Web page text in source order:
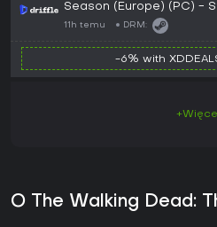
Season (Europe) (PC) -
Digital Key
11h temu DRM:
-6% with
O The Walking Dead: